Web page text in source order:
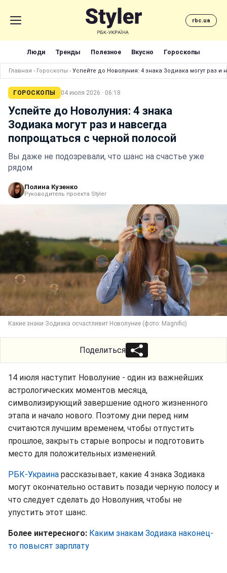
rbc.ua
Люди Тренды Полезное Вкусно Гороскопы
Главная › Гороскопы › Успейте до Новолуния: 4 знака Зодиака могут раз
ГОРОСКОПЫ 04 июля 2026 · 06:18
Успейте до Новолуния: 4 знака
Зодиака могут раз и навсегда
попрощаться с черной полосой
Вы даже не подозревали, что шанс на счастье уже
рядом
Полина Кузенко
Руководитель проекта Styler
Какие знаки Зодиака осчастливит Новолуние (фото: Magnific)
Поделиться
14 июля наступит Новолуние - один из важнейших
астрологических моментов месяца,
символизирующий завершение одного жизненного
этапа и начало нового. Поэтому дни перед ним
считаются лучшим временем, чтобы отпустить
прошлое, закрыть старые вопросы и подготовить
место для положительных изменений.
РБК-Украина рассказывает, какие 4 знака Зодиака
могут окончательно оставить позади черную полосу и
что следует сделать до Новолуния, чтобы не
упустить этот шанс.
Более интересного: Каким знакам Зодиака наконец-
то повысят зарплату